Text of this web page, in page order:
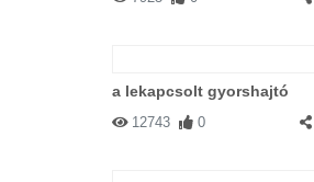
a lekapcsolt gyorshajtó
12743 0